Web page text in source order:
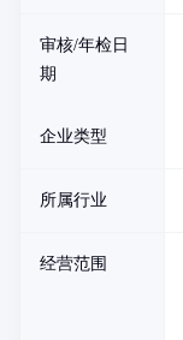
审核/年检日
期
企业类型
所属行业
经营范围